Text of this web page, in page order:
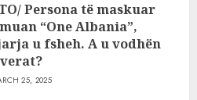
Persona të maskuar
“One Albania”,
u fsheh. A u vodhën
25, 2025